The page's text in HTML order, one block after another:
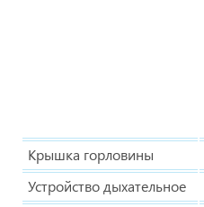
Крышка горловины
Устройство дыхательное